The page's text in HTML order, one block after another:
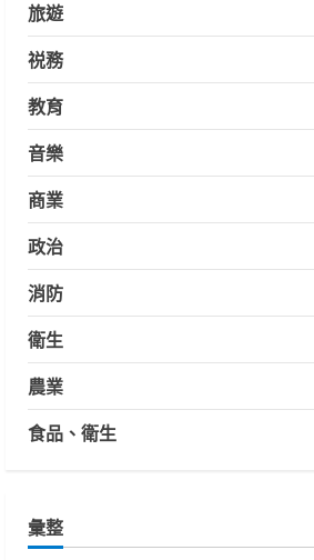
旅遊
祱務
教育
音樂
商業
政治
消防
衛生
農業
食品、衛生
彙整